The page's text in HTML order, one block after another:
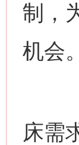
制，
机会。
（
床需